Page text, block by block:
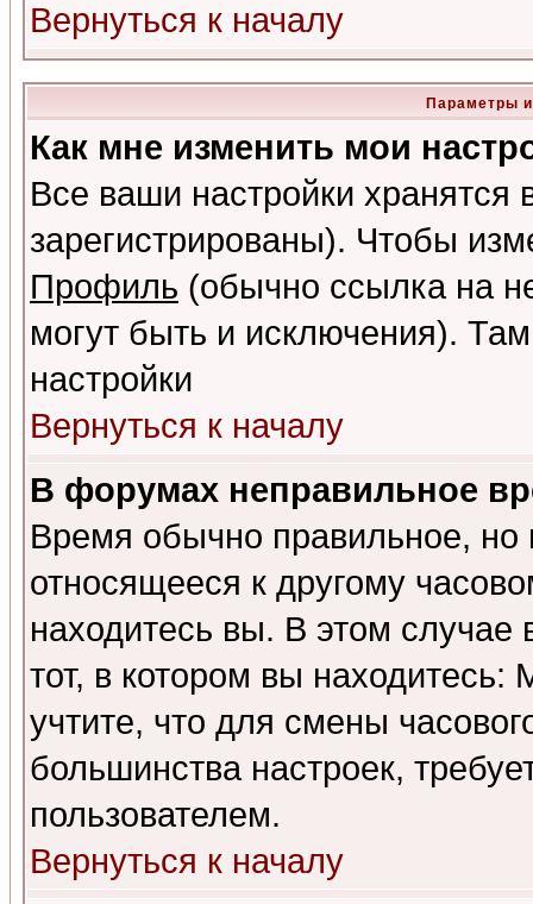
Вернуться к началу
Параметры
Как мне изменить мои
Все ваши настройки
зарегистрированы). Чтобы
Профиль (обычно ссылка на
могут быть и исключения).
настройки
Вернуться к началу
В форумах неправильное
Время обычно правильное,
относящееся к другому
находитесь вы. В этом
тот, в котором вы
учтите, что для смены
большинства настроек,
пользователем.
Вернуться к началу